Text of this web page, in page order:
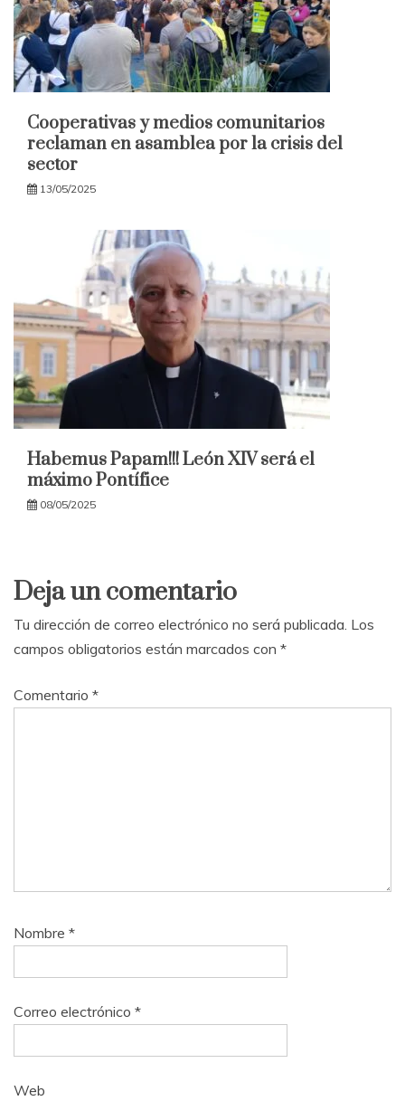
Cooperativas y medios comunitarios
reclaman en asamblea por la crisis del
sector
13/05/2025
Habemus Papam!!! León XIV será el
máximo Pontífice
08/05/2025
Deja un comentario
Tu dirección de correo electrónico no será publicada. Los
campos obligatorios están marcados con *
Comentario *
Nombre *
Correo electrónico *
Web